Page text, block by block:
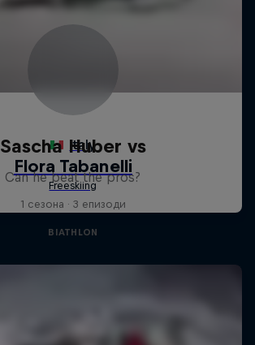
Sascha Huber vs
Can he beat the pros?
1 сезона · 3 епизоди
BIATHLON